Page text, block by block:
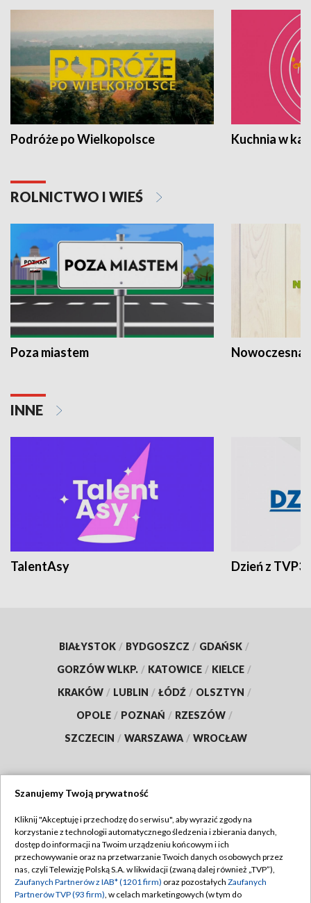
Podróże po Wielkopolsce Kuchnia w
ROLNICTWO I WIEŚ
Poza miastem Nowoczesna
INNE
TalentAsy Dzień z TVP3
BIAŁYSTOK / BYDGOSZCZ / GDAŃSK /
GORZÓW WLKP. / KATOWICE / KIELCE /
KRAKÓW / LUBLIN / ŁÓDŹ / OLSZTYN /
OPOLE / POZNAŃ / RZESZÓW /
SZCZECIN / WARSZAWA / WROCŁAW
TVP
Abonament TVP
Emisja w TVP
Regulamin TVP
Polityka prywatności
Szanujemy Twoją prywatność
Kliknij "Akceptuję i przechodzę do serwisu", aby wyrazić zgody na
korzystanie z technologii automatycznego śledzenia i zbierania danych,
dostęp do informacji na Twoim urządzeniu końcowym i ich
przechowywanie oraz na przetwarzanie Twoich danych osobowych przez
nas, czyli Telewizję Polską S.A. w likwidacji (zwaną dalej również „TVP”),
Zaufanych Partnerów z IAB* (1201 firm) oraz pozostałych Zaufanych
Partnerów TVP (93 firm), w celach marketingowych (w tym do